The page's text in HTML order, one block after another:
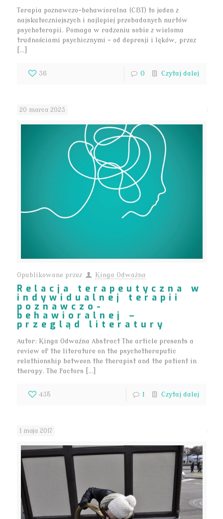
Terapia poznawczo-behawioralna (CBT) to jeden z
najskuteczniejszych i najlepiej przebadanych nurtów
psychoterapii. Pomaga w radzeniu sobie z wieloma
trudnościami psychicznymi – od depresji i lęków, przez
[…]
36 0 Czytaj dalej
20 marca 2023
Opublikowane przez Kinga Odważna
Relacja terapeutyczna w
indywidualnej terapii
poznawczo-
behawioralnej –
przegląd literatury
Autor: Kinga Odważna Abstract The article presents a
review of the literature on the psychotheraputic
relathionship between the therapist and the patient in
therapy. The factors […]
435 1 Czytaj dalej
1 maja 2017